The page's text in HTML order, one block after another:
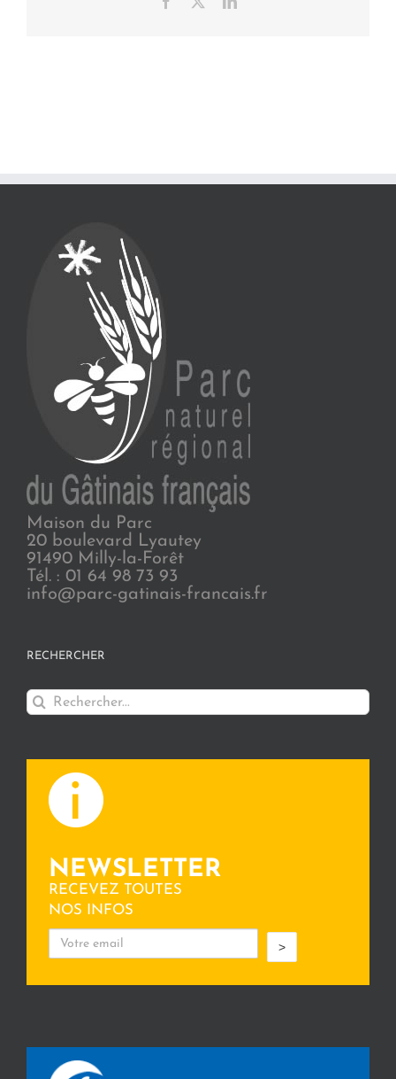
Maison du Parc
20 boulevard Lyautey
91490 Milly-la-Forêt
Tél. : 01 64 98 73 93
info@parc-gatinais-francais.fr
RECHERCHER
Rechercher:
NEWSLETTER
RECEVEZ TOUTES
NOS INFOS
>